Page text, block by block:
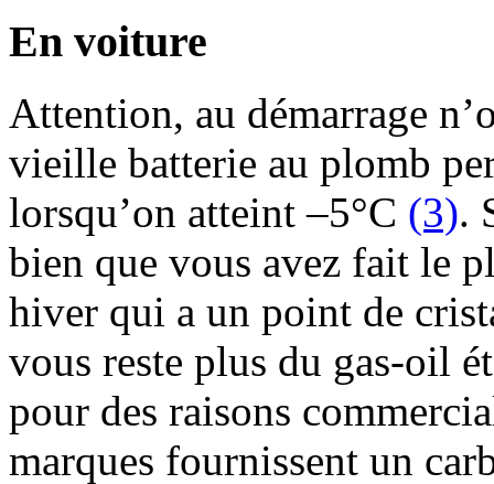
En voiture
Attention, au démarrage
vieille batterie au plomb
lorsqu’on atteint –5°C (3).
bien que vous avez fait le
hiver qui a un point de
vous reste plus du gas-oil
pour des raisons
marques fournissent un